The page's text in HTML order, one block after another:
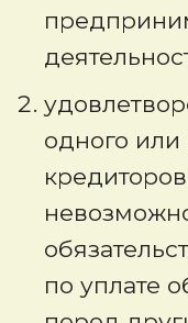
одного или
по уплате